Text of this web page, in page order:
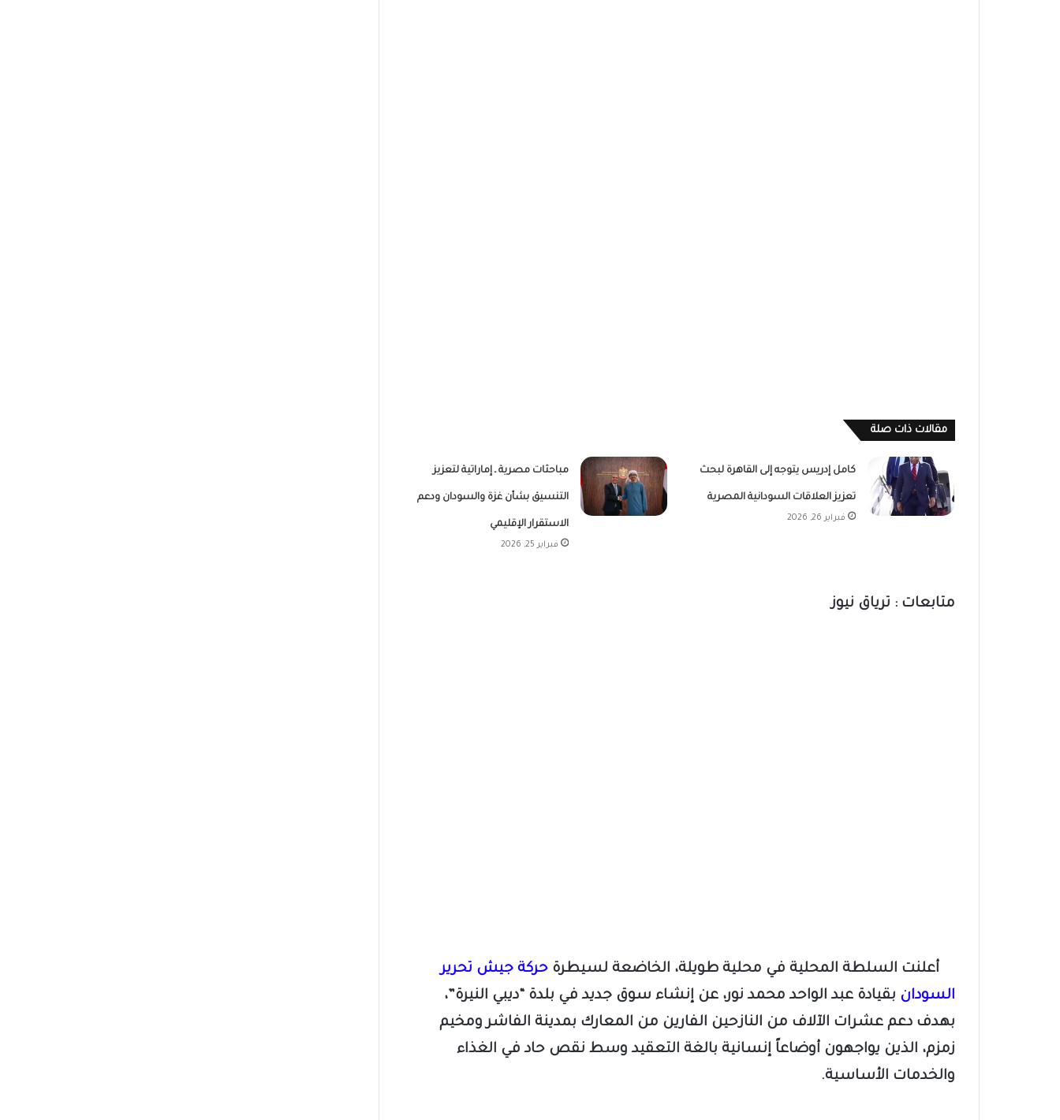
مقالات ذات صلة
كامل إدريس يتوجه إلى القاهرة لبحث
تعزيز العلاقات السودانية المصرية
فبراير 26, 2026
مباحثات مصرية ـ إماراتية لتعزيز
التنسيق بشأن غزة والسودان ودعم
الاستقرار الإقليمي
فبراير 25, 2026
متابعات : ترياق نيوز
أعلنت السلطة المحلية في محلية طويلة، الخاضعة لسيطرة حركة جيش تحرير
السودان بقيادة عبد الواحد محمد نور، عن إنشاء سوق جديد في بلدة “ديبي النيرة”،
بهدف دعم عشرات الآلاف من النازحين الفارين من المعارك بمدينة الفاشر ومخيم
زمزم، الذين يواجهون أوضاعاً إنسانية بالغة التعقيد وسط نقص حاد في الغذاء
والخدمات الأساسية.